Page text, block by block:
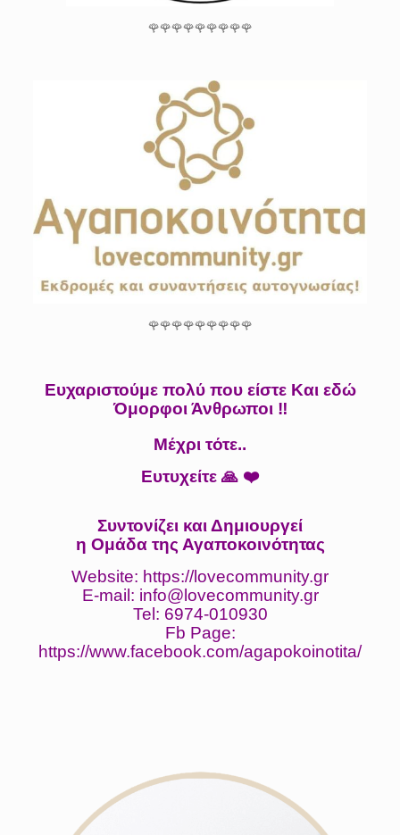
🌹🌹🌹🌹🌹🌹🌹🌹🌹
🌹🌹🌹🌹🌹🌹🌹🌹🌹
Ευχαριστούμε πολύ που είστε Και εδώ
Όμορφοι Άνθρωποι ‼️
Μέχρι τότε..
Ευτυχείτε 🙏 ❤️
Συντονίζει και Δημιουργεί
η Ομάδα της Αγαποκοινότητας
Website: https://lovecommunity.gr
E-mail: info@lovecommunity.gr
Tel: 6974-010930
Fb Page:
https://www.facebook.com/agapokoinotita/